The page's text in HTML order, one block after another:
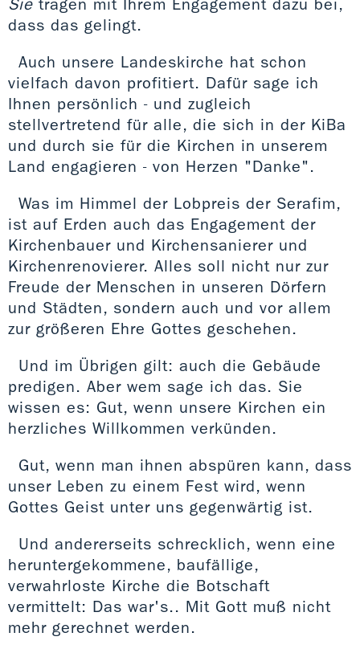
dass das gelingt.
Auch unsere Landeskirche hat schon
vielfach davon profitiert. Dafür sage ich
Ihnen persönlich - und zugleich
stellvertretend für alle, die sich in der KiBa
und durch sie für die Kirchen in unserem
Land engagieren - von Herzen "Danke".
Was im Himmel der Lobpreis der Serafim,
ist auf Erden auch das Engagement der
Kirchenbauer und Kirchensanierer und
Kirchenrenovierer. Alles soll nicht nur zur
Freude der Menschen in unseren Dörfern
und Städten, sondern auch und vor allem
zur größeren Ehre Gottes geschehen.
Und im Übrigen gilt: auch die Gebäude
predigen. Aber wem sage ich das. Sie
wissen es: Gut, wenn unsere Kirchen ein
herzliches Willkommen verkünden.
Gut, wenn man ihnen abspüren kann, dass
unser Leben zu einem Fest wird, wenn
Gottes Geist unter uns gegenwärtig ist.
Und andererseits schrecklich, wenn eine
heruntergekommene, baufällige,
verwahrloste Kirche die Botschaft
vermittelt: Das war's.. Mit Gott muß nicht
mehr gerechnet werden.